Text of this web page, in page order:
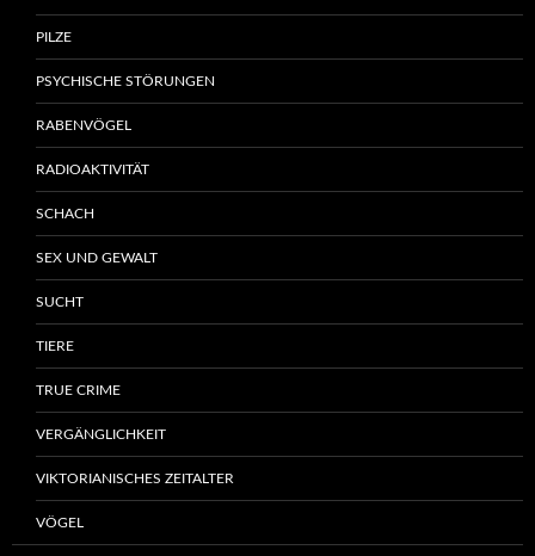
PILZE
PSYCHISCHE STÖRUNGEN
RABENVÖGEL
RADIOAKTIVITÄT
SCHACH
SEX UND GEWALT
SUCHT
TIERE
TRUE CRIME
VERGÄNGLICHKEIT
VIKTORIANISCHES ZEITALTER
VÖGEL